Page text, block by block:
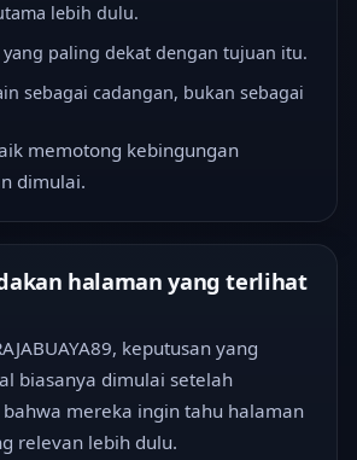
lebih dulu.
paling dekat dengan tujuan itu.
sebagai cadangan, bukan sebagai
memotong kebingungan
dimulai.
halaman yang terlihat
keputusan yang
biasanya dimulai setelah
mereka ingin tahu halaman
relevan lebih dulu.